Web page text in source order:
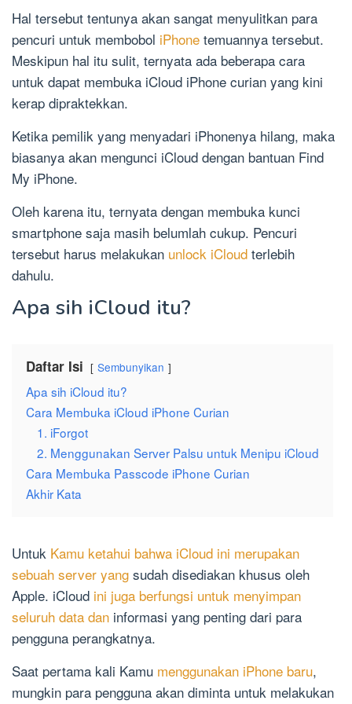
Hal tersebut tentunya akan sangat menyulitkan para
pencuri untuk membobol iPhone temuannya tersebut.
Meskipun hal itu sulit, ternyata ada beberapa cara
untuk dapat membuka iCloud iPhone curian yang kini
kerap dipraktekkan.
Ketika pemilik yang menyadari iPhonenya hilang, maka
biasanya akan mengunci iCloud dengan bantuan Find
My iPhone.
Oleh karena itu, ternyata dengan membuka kunci
smartphone saja masih belumlah cukup. Pencuri
tersebut harus melakukan unlock iCloud terlebih
dahulu.
Apa sih iCloud itu?
Daftar Isi Sembunyikan
Apa sih iCloud itu?
Cara Membuka iCloud iPhone Curian
1. iForgot
2. Menggunakan Server Palsu untuk Menipu iCloud
Cara Membuka Passcode iPhone Curian
Akhir Kata
Untuk Kamu ketahui bahwa iCloud ini merupakan
sebuah server yang sudah disediakan khusus oleh
Apple. iCloud ini juga berfungsi untuk menyimpan
seluruh data dan informasi yang penting dari para
pengguna perangkatnya.
Saat pertama kali Kamu menggunakan iPhone baru,
mungkin para pengguna akan diminta untuk melakukan